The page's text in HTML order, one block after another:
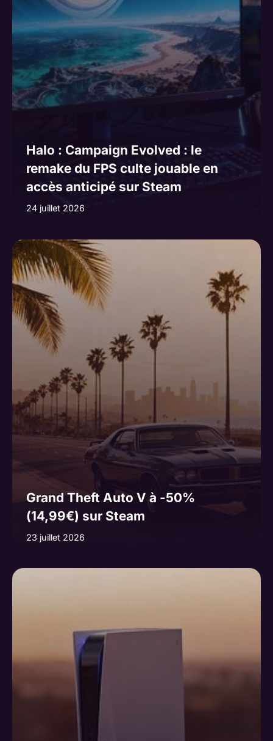
Halo : Campaign Evolved : le
remake du FPS culte jouable en
accès anticipé sur Steam
24 juillet 2026
Grand Theft Auto V à -50%
(14,99€) sur Steam
23 juillet 2026